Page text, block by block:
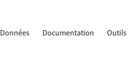
Données Documentation Outils